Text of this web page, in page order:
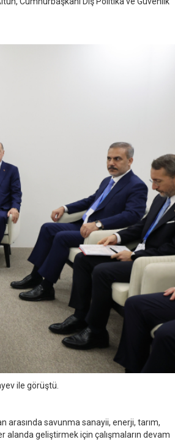
ile görüştü.
arasında savunma sanayii, enerji, tarım,
alanda geliştirmek için çalışmaların devam